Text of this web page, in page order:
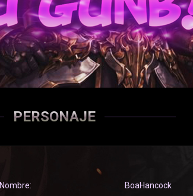
PERSONAJE
Nombre: BoaHancock